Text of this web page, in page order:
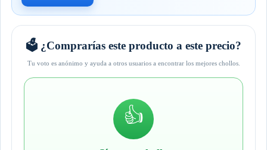
🗳️ ¿Comprarías este producto a este precio?
Tu voto es anónimo y ayuda a otros usuarios a encontrar los mejores chollos.
👍